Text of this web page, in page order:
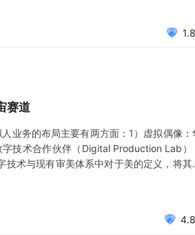
赛道
务的布局主要有两方面：1）虚拟偶像：
技术合作伙伴（Digital Production Lab）
技术与现有审美体系中对于美的定义，将其